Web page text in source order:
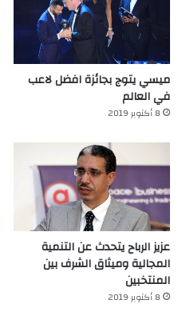
ميسي يتوج بجائزة افضل لاعب
في العالم‎
8 أكتوبر 2019
عزيز الرباح يتحدث عن التنمية
المجالية وميثاق الشرف بين
المنتخبين
8 أكتوبر 2019